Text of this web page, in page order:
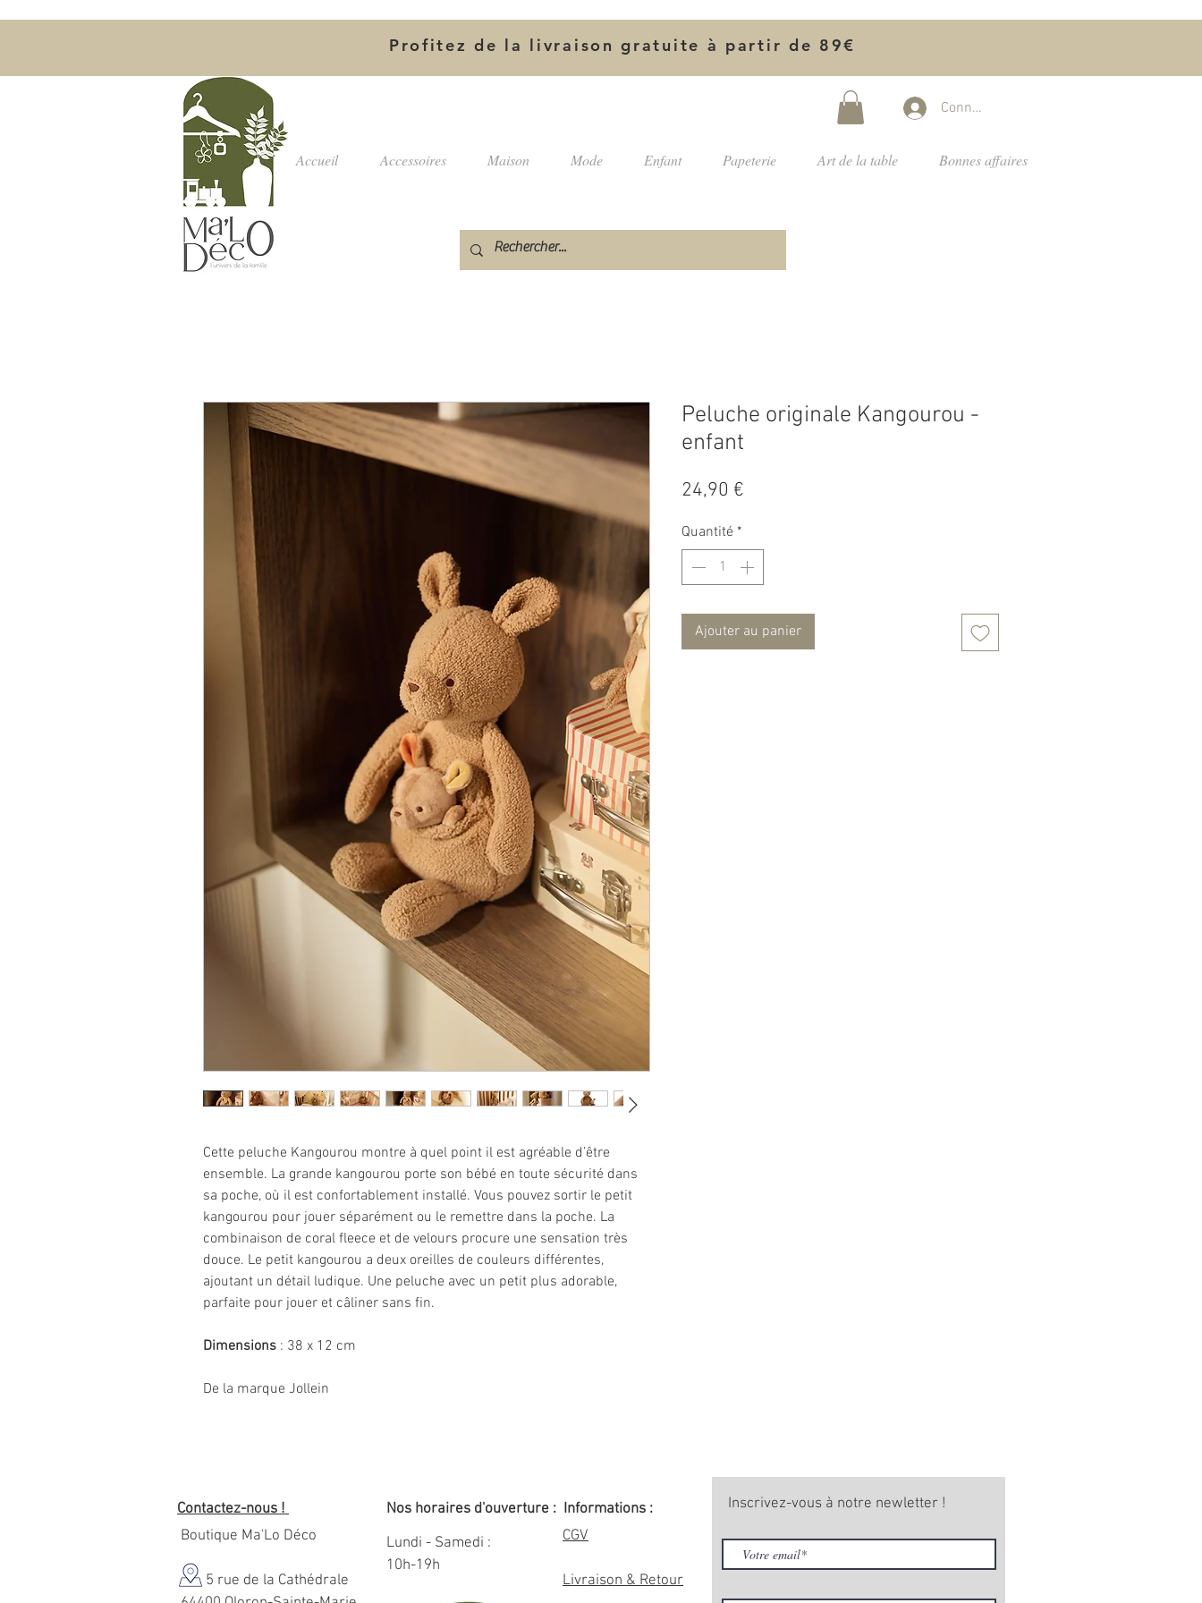
Profitez de la livraison gratuite à partir de 89€
Connectez-vous
Accueil Accessoires Maison Mode Enfant Papeterie Art de la table Bonnes affaires
Cette peluche Kangourou montre à quel point il est agréable d’être
ensemble. La grande kangourou porte son bébé en toute sécurité dans
sa poche, où il est confortablement installé. Vous pouvez sortir le petit
kangourou pour jouer séparément ou le remettre dans la poche. La
combinaison de coral fleece et de velours procure une sensation très
douce. Le petit kangourou a deux oreilles de couleurs différentes,
ajoutant un détail ludique. Une peluche avec un petit plus adorable,
parfaite pour jouer et câliner sans fin.
Dimensions : 38 x 12 cm
De la marque Jollein
Peluche originale Kangourou -
enfant
24,90 €
Quantité *
Ajouter au panier
Contactez-nous !
Boutique Ma'Lo Déco
5 rue de la Cathédrale
Nos horaires d'ouverture :
Lundi - Samedi :
10h-19h
Informations :
CGV
Livraison & Retour
Inscrivez-vous à notre newletter !